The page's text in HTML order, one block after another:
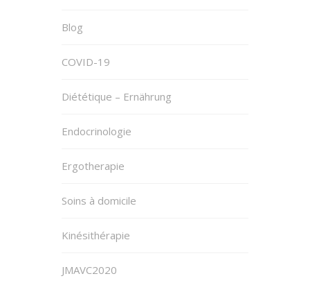
Blog
COVID-19
Diététique – Ernährung
Endocrinologie
Ergotherapie
Soins à domicile
Kinésithérapie
JMAVC2020